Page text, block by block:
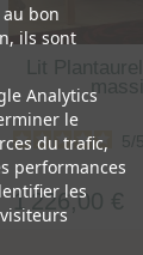
Lit
massif
1 226,00 €
bon
ils sont
Analytics
le
du trafic,
performances
les